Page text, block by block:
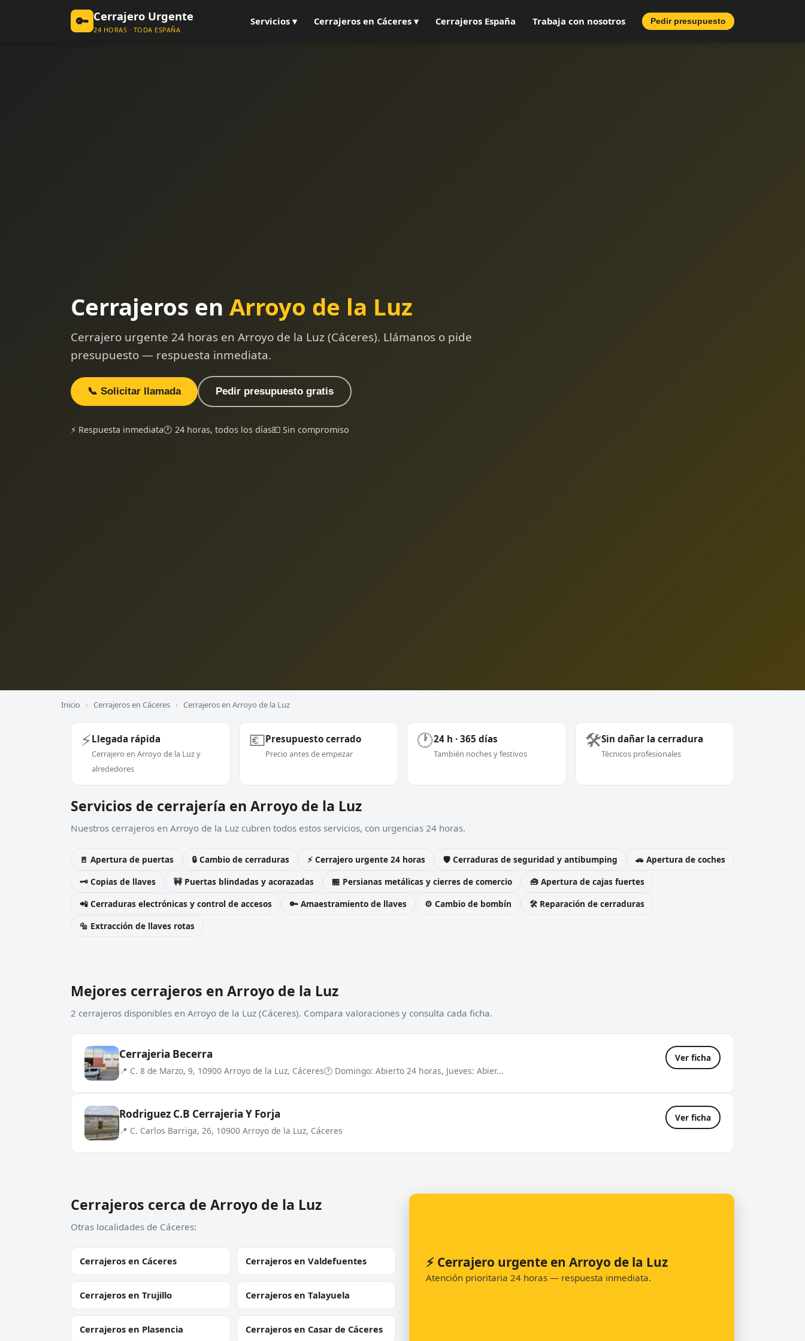
🔑 Cerrajero Urgente
24 HORAS · TODA ESPAÑA
Servicios ▾ Cerrajeros en Cáceres ▾ Cerrajeros España Trabaja con nosotros Pedir presupuesto
Cerrajeros en Arroyo de la Luz
Cerrajero urgente 24 horas en Arroyo de la Luz (Cáceres). Llámanos o pide
presupuesto — respuesta inmediata.
📞 Solicitar llamada Pedir presupuesto gratis
⚡ Respuesta inmediata🕐 24 horas, todos los días💶 Sin compromiso
Inicio › Cerrajeros en Cáceres › Cerrajeros en Arroyo de la Luz
⚡Llegada rápida
Cerrajero en Arroyo de la Luz y
alrededores
💶Presupuesto cerrado
Precio antes de empezar
🕐24 h · 365 días
También noches y festivos
🛠️Sin dañar la cerradura
Técnicos profesionales
Servicios de cerrajería en Arroyo de la Luz
Nuestros cerrajeros en Arroyo de la Luz cubren todos estos servicios, con urgencias 24 horas.
🚪 Apertura de puertas 🔒 Cambio de cerraduras ⚡ Cerrajero urgente 24 horas 🛡️ Cerraduras de seguridad y antibumping
🚗 Apertura de coches
🗝️ Copias de llaves
🚧 Puertas blindadas y acorazadas 🏪 Persianas metálicas y cierres de comercio
🧰 Apertura de cajas fuertes
📲 Cerraduras electrónicas y control de accesos
🔑 Amaestramiento de llaves ⚙️ Cambio de bombín
🛠️ Reparación de cerraduras
🔩 Extracción de llaves rotas
Mejores cerrajeros en Arroyo de la Luz
2 cerrajeros disponibles en Arroyo de la Luz (Cáceres). Compara valoraciones y consulta cada ficha.
Cerrajeria Becerra
📍 C. 8 de Marzo, 9, 10900 Arroyo de la Luz, Cáceres🕐 Domingo: Abierto 24 horas, Jueves: Abier...
Ver ficha
Rodriguez C.B Cerrajeria Y Forja
📍 C. Carlos Barriga, 26, 10900 Arroyo de la Luz, Cáceres
Ver ficha
Cerrajeros cerca de Arroyo de la Luz
Otras localidades de Cáceres:
Cerrajeros en Cáceres Cerrajeros en Valdefuentes
Cerrajeros en Trujillo Cerrajeros en Talayuela
Cerrajeros en Plasencia Cerrajeros en Casar de Cáceres
⚡ Cerrajero urgente en Arroyo de la Luz
Atención prioritaria 24 horas — respuesta inmediata.